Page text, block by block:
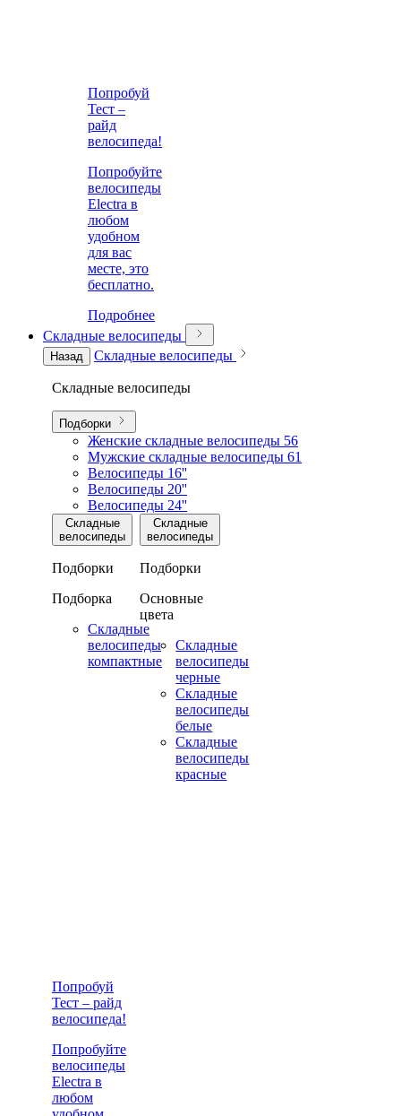
Попробуй
Тест –
райд
велосипеда!
Попробуйте
велосипеды
Electra в
любом
удобном
для вас
месте, это
бесплатно.
Подробнее
Складные велосипеды
Назад Складные велосипеды
Складные велосипеды
Подборки
Женские складные велосипеды 56
Мужские складные велосипеды 61
Велосипеды 16''
Велосипеды 20''
Велосипеды 24''
Складные
велосипеды
Подборки
Подборка
Складные
велосипеды
компактные
Складные
велосипеды
Подборки
Основные
цвета
Складные
велосипеды
черные
Складные
велосипеды
белые
Складные
велосипеды
красные
Попробуй
Тест – райд
велосипеда!
Попробуйте
велосипеды
Electra в
любом